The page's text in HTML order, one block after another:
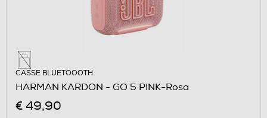
CASSE BLUETOOOTH
HARMAN KARDON - GO 5 PINK-Rosa
€ 49,90